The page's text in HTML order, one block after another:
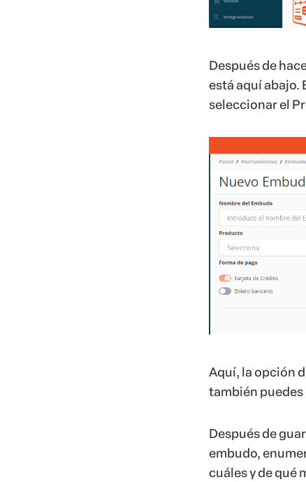
Después de
está aquí abajo.
seleccionar el
Aquí, la opción
también
Después de
embudo,
cuáles y de qué